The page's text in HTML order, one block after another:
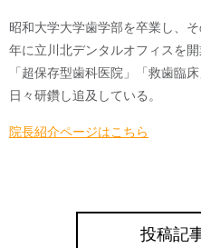
昭和大学大学歯学部を卒業し、
年に立川北デンタルオフィスを開
「超保存型歯科医院」「救歯臨
日々研鑽し追及している。
院長紹介ページはこちら
投稿記